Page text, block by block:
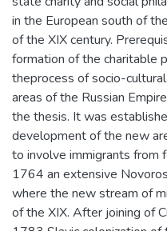
in the European south of
of the XIX century.
formation of the charitable
theprocess of socio-
areas of the Russian
the thesis. It was
development of the new
to involve immigrants from
1764 an extensive
where the new stream of
of the XIX. After joining of